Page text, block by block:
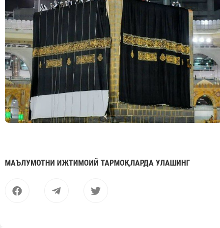
МАЪЛУМОТНИ ИЖТИМОИЙ ТАРМОҚЛАРДА УЛАШИНГ